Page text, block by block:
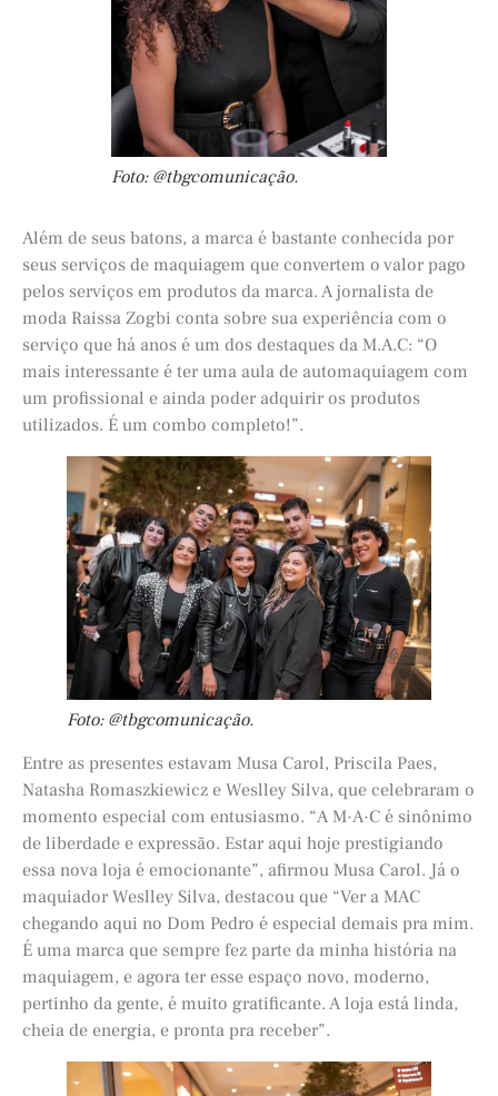
Foto: @tbgcomunicação.
Além de seus batons, a marca é bastante conhecida por
seus serviços de maquiagem que convertem o valor pago
pelos serviços em produtos da marca. A jornalista de
moda Raissa Zogbi conta sobre sua experiência com o
serviço que há anos é um dos destaques da M.A.C: “O
mais interessante é ter uma aula de automaquiagem com
um profissional e ainda poder adquirir os produtos
utilizados. É um combo completo!”.
Foto: @tbgcomunicação.
Entre as presentes estavam Musa Carol, Priscila Paes,
Natasha Romaszkiewicz e Weslley Silva, que celebraram o
momento especial com entusiasmo. “A M·A·C é sinônimo
de liberdade e expressão. Estar aqui hoje prestigiando
essa nova loja é emocionante”, afirmou Musa Carol. Já o
maquiador Weslley Silva, destacou que “Ver a MAC
chegando aqui no Dom Pedro é especial demais pra mim.
É uma marca que sempre fez parte da minha história na
maquiagem, e agora ter esse espaço novo, moderno,
pertinho da gente, é muito gratificante. A loja está linda,
cheia de energia, e pronta pra receber”.